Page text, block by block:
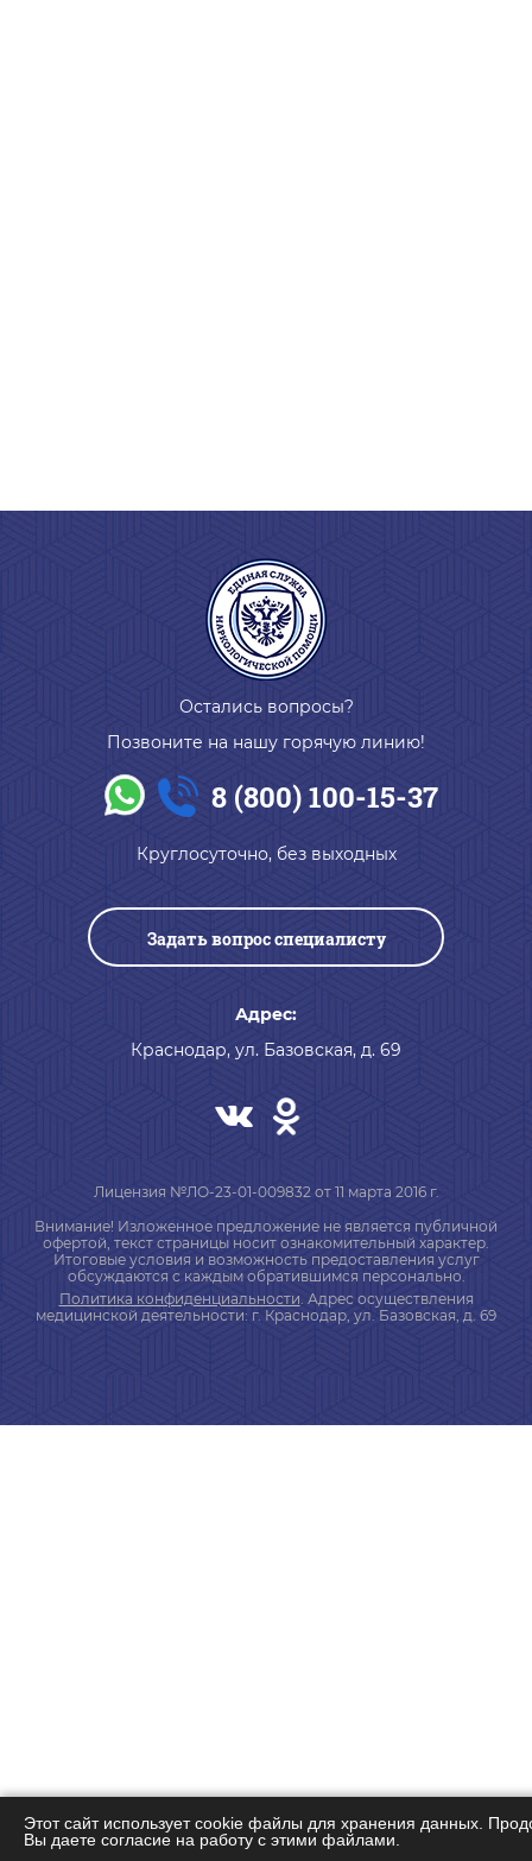
Остались вопросы?
Позвоните на нашу горячую линию!
8 (800) 100-15-37
Круглосуточно, без выходных
Задать вопрос специалисту
Адрес:
Краснодар, ул. Базовская, д. 69
Лицензия №ЛО-23-01-009832 от 11 марта 2016 г.
Внимание! Изложенное предложение не является публичной
офертой, текст страницы носит ознакомительный характер.
Итоговые условия и возможность предоставления услуг
обсуждаются с каждым обратившимся персонально.
Политика конфиденциальности. Адрес осуществления
медицинской деятельности: г. Краснодар, ул. Базовская, д. 69
Этот сайт использует cookie файлы для хранения данных.
Вы даете согласие на работу с этими файлами.